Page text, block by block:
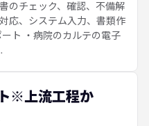
のチェック、確認、不備解
応、システム入力、書類作
ト ・病院のカルテの電子
※上流工程か